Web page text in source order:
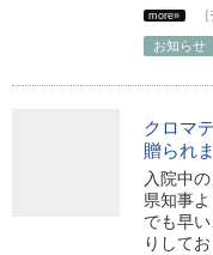
more»
お知らせ
クロマ
贈られ
入院中
県知事
でも早
りして